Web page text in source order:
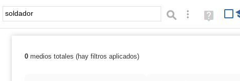
Palabra o frase: Búsqueda avanzada
Ayuda
(en
Resultados de: soldador
0medios totales (hay filtros aplicados)